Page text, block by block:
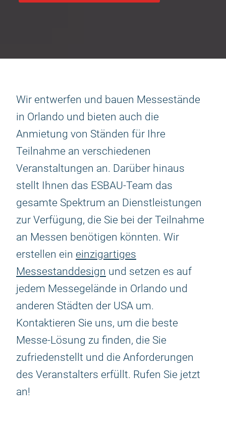
Wir entwerfen und bauen Messestände
in Orlando und bieten auch die
Anmietung von Ständen für Ihre
Teilnahme an verschiedenen
Veranstaltungen an. Darüber hinaus
stellt Ihnen das ESBAU-Team das
gesamte Spektrum an Dienstleistungen
zur Verfügung, die Sie bei der Teilnahme
an Messen benötigen könnten. Wir
erstellen ein einzigartiges
Messestanddesign und setzen es auf
jedem Messegelände in Orlando und
anderen Städten der USA um.
Kontaktieren Sie uns, um die beste
Messe-Lösung zu finden, die Sie
zufriedenstellt und die Anforderungen
des Veranstalters erfüllt. Rufen Sie jetzt
an!